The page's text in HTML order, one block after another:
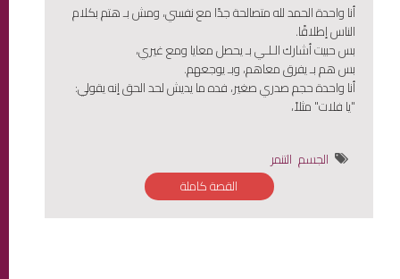
أنا واحدة الحمد لله متصالحة جدًا مع نفسي، ومش بـ هتم بكلام
الناس إطلاقًا.
بس حبيت أشارك الـلـي بـ يحصل معايا ومع غيري،
بس هم بـ يفرق معاهم، وبـ يوجعهم.
أنا واحدة حجم صدري صغير، فده ما يديش لحد الحق إنه يقولي:
"يا فلات" مثلاً،
الجسم التنمر
القصة كاملة